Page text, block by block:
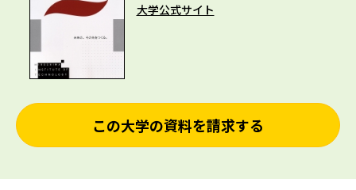
大学公式サイト
この大学の資料を請求する